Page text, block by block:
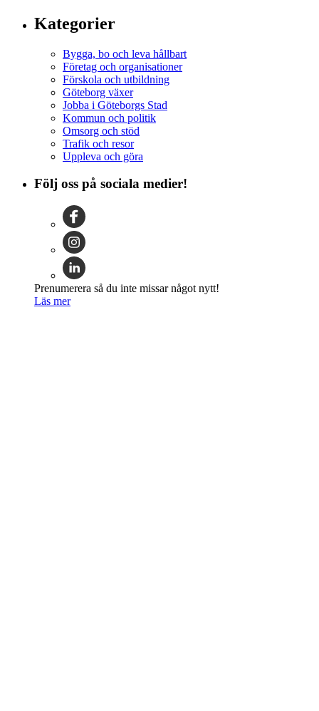
Kategorier
Bygga, bo och leva hållbart
Företag och organisationer
Förskola och utbildning
Göteborg växer
Jobba i Göteborgs Stad
Kommun och politik
Omsorg och stöd
Trafik och resor
Uppleva och göra
Följ oss på sociala medier!
Prenumerera så du inte missar något nytt!
Läs mer